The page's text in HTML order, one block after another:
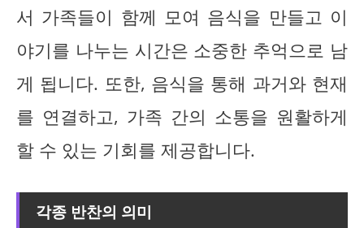
서 가족들이 함께 모여 음식을 만들고 이
야기를 나누는 시간은 소중한 추억으로 남
게 됩니다. 또한, 음식을 통해 과거와 현재
를 연결하고, 가족 간의 소통을 원활하게
할 수 있는 기회를 제공합니다.
각종 반찬의 의미